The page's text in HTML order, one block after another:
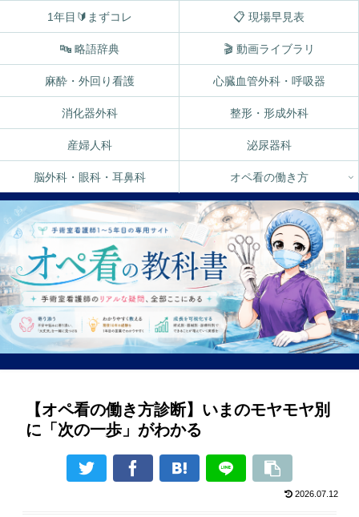
1年目🔰まずコレ 📋 現場早見表
🔤 略語辞典 🎬 動画ライブラリ
麻酔・外回り看護 心臓血管外科・呼吸器
消化器外科 整形・形成外科
産婦人科 泌尿器科
脳外科・眼科・耳鼻科 オペ看の働き方
【オペ看の働き方診断】いまのモヤモヤ別
に「次の一歩」がわかる
2026.07.12